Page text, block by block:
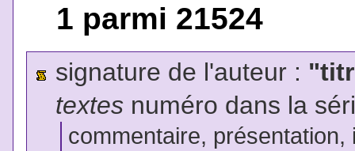
1 parmi 21524
signature de l'auteur :
textesnuméro dans la
commentaire,